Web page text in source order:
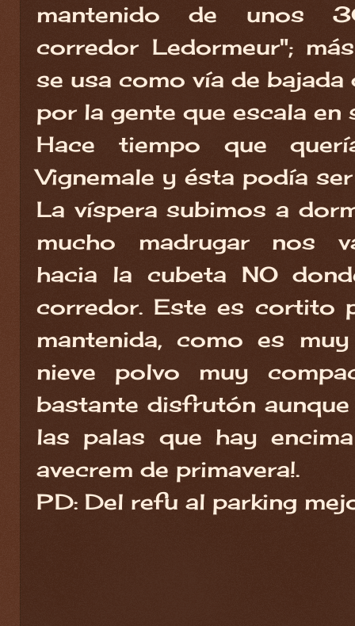
mantenido de unos
corredor Ledormeur";
se usa como vía de bajada
por la gente que escala en
Hace tiempo que
Vignemale y ésta podía
La víspera subimos a
mucho madrugar nos
hacia la cubeta NO
corredor. Este es cortito
mantenida, como es
nieve polvo muy
bastante disfrutón
las palas que hay
avecrem de primavera!.
PD: Del refu al parking